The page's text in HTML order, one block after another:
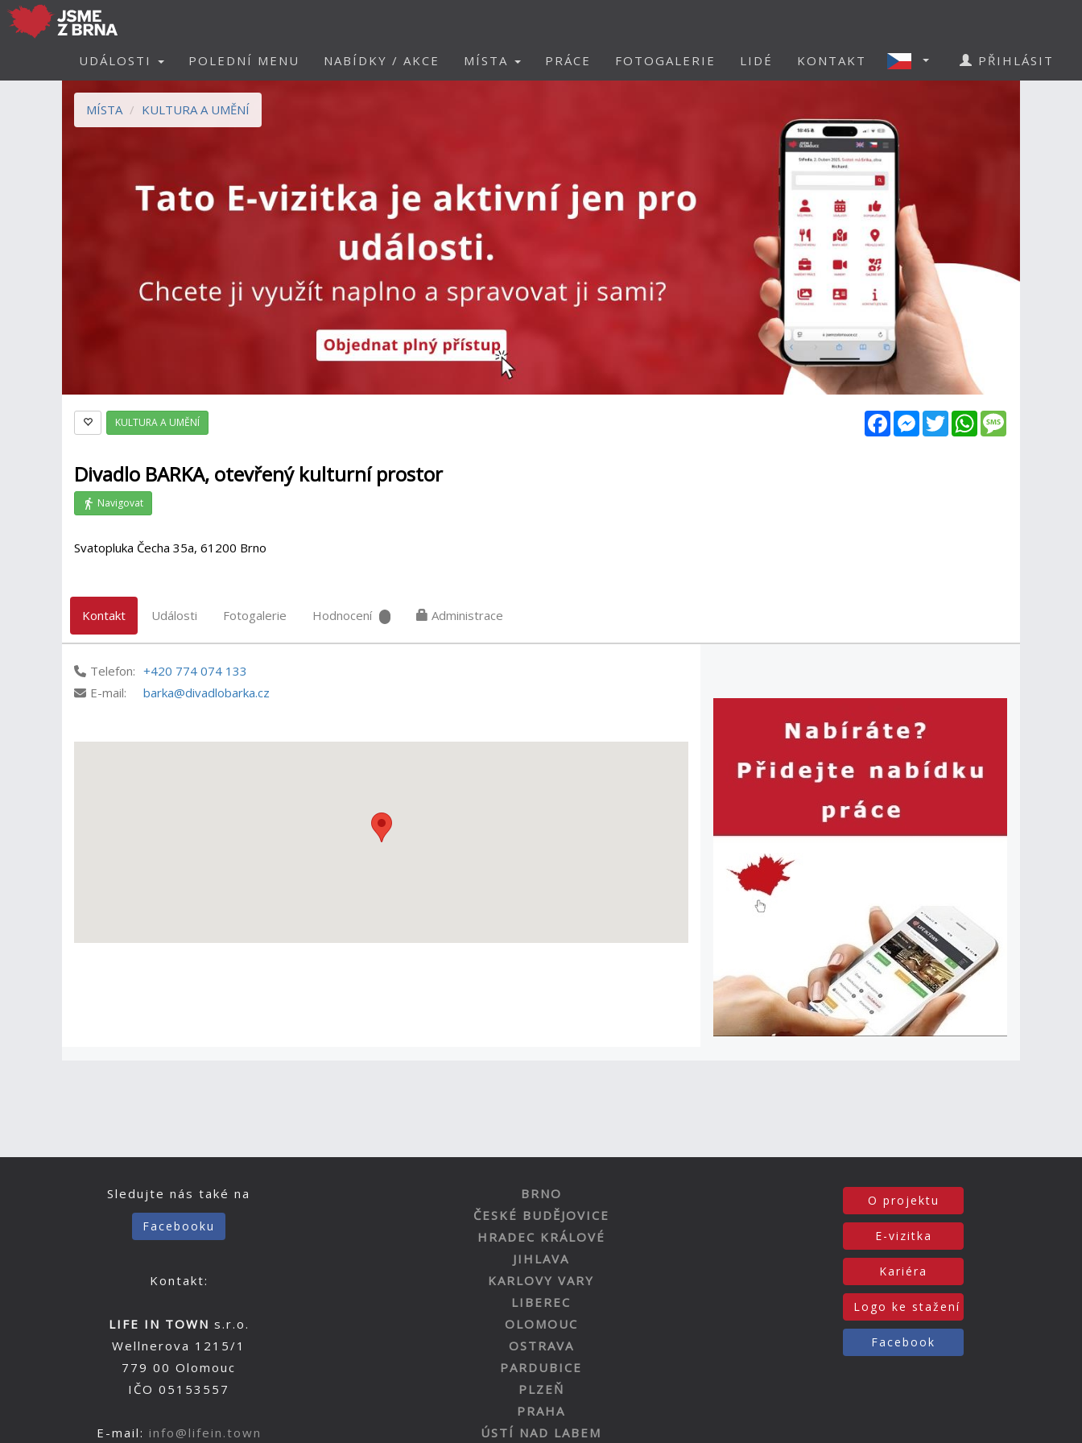
UDÁLOSTI POLEDNÍ MENU NABÍDKY / AKCE MÍSTA PRÁCE FOTOGALERIE LIDÉ KONTAKT PŘIHLÁSIT
MÍSTA KULTURA A UMĚNÍ
FacebookMessenger
TwitterWhatsApp
KULTURA A UMĚNÍ
Divadlo BARKA, otevřený kulturní prostor
Navigovat
Svatopluka Čecha 35a, 61200 Brno
Kontakt Události Fotogalerie Hodnocení Administrace
Telefon: +420 774 074 133
E-mail:
barka@divadlobarka.cz
Sledujte nás také na
Facebooku
Kontakt:
LIFE IN TOWN s.r.o.
Wellnerova 1215/1
779 00 Olomouc
IČO 05153557
E-mail: info@lifein.town
BRNO
ČESKÉ BUDĚJOVICE
HRADEC KRÁLOVÉ
JIHLAVA
KARLOVY VARY
LIBEREC
OLOMOUC
OSTRAVA
PARDUBICE
PLZEŇ
PRAHA
ÚSTÍ NAD LABEM
O projektu
E-vizitka
Kariéra
Logo ke stažení
Facebook